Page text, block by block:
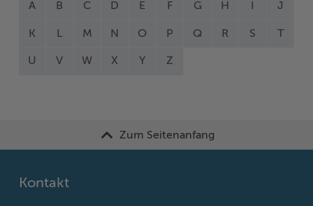
A B C D E F G H I J
K L M N O P Q R S
U V W X Y Z
Zum Seitenanfang
Kontakt